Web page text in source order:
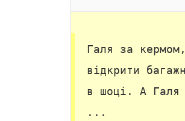
Галя за
відкрити
в шоці. А Галя
...